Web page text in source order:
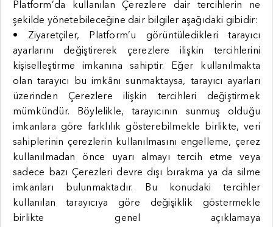
Platform’da kullanılan Çerezlere dair tercihlerin ne
şekilde yönetebileceğine dair bilgiler aşağıdaki gibidir:
• Ziyaretçiler, Platform’u görüntüledikleri tarayıcı
ayarlarını değiştirerek çerezlere ilişkin tercihlerini
kişiselleştirme imkanına sahiptir. Eğer kullanılmakta
olan tarayıcı bu imkânı sunmaktaysa, tarayıcı ayarları
üzerinden Çerezlere ilişkin tercihleri değiştirmek
mümkündür. Böylelikle, tarayıcının sunmuş olduğu
imkanlara göre farklılık gösterebilmekle birlikte, veri
sahiplerinin çerezlerin kullanılmasını engelleme, çerez
kullanılmadan önce uyarı almayı tercih etme veya
sadece bazı Çerezleri devre dışı bırakma ya da silme
imkanları bulunmaktadır. Bu konudaki tercihler
kullanılan tarayıcıya göre değişiklik göstermekle
birlikte genel açıklamaya